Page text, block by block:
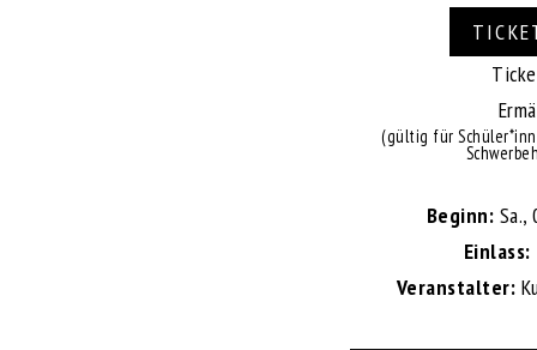
(gültig für
Beginn: Sa.,
Einlass:
Veranstalter: